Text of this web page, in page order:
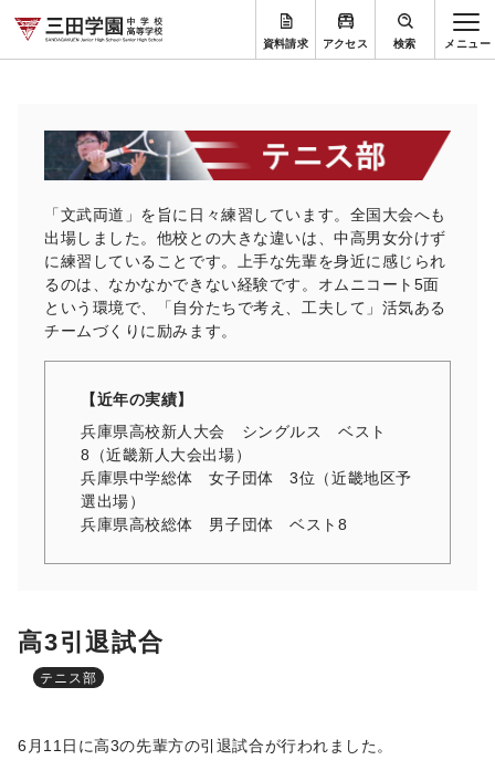
資料請求 アクセス 検索
「文武両道」を旨に日々練習しています。全国大会へも
出場しました。他校との大きな違いは、中高男女分けず
に練習していることです。上手な先輩を身近に感じられ
るのは、なかなかできない経験です。オムニコート5面
という環境で、「自分たちで考え、工夫して」活気ある
チームづくりに励みます。
【近年の実績】
兵庫県高校新人大会 シングルス ベスト
8（近畿新人大会出場）
兵庫県中学総体 女子団体 3位（近畿地区予
選出場）
兵庫県高校総体 男子団体 ベスト8
高3引退試合
テニス部
6月11日に高3の先輩方の引退試合が行われました。